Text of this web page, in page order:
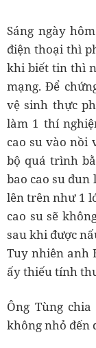
Sáng ngày
điện thoại thì
khi biết tin thì
mạng. Để
vệ sinh thực
làm 1 thí
cao su vào nồi
bộ quá trình
bao cao su đun
lên trên như 1
cao su sẽ
sau khi được
Tuy nhiên anh
ấy thiếu tính
Ông Tùng
không nhỏ đến